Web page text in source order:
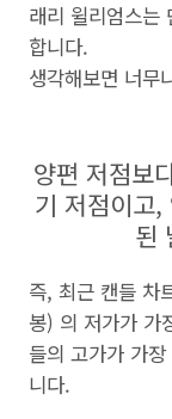
래리 윌리엄스는
합니다.
생각해보면 너무
양편 저점보
기 저점이고,
된
즉, 최근 캔들 차
봉) 의 저가가 가
들의 고가가 가
니다.